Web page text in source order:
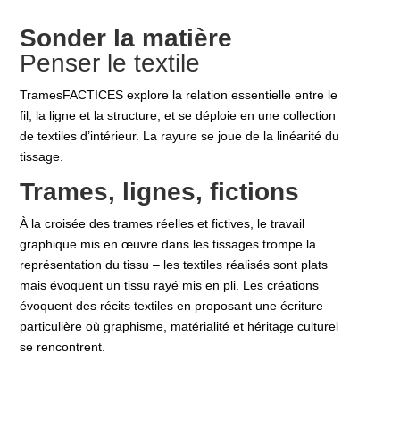
Sonder la matière
Penser le textile
TramesFACTICES explore la relation essentielle entre le
fil, la ligne et la structure, et se déploie en une collection
de textiles d’intérieur. La rayure se joue de la linéarité du
tissage.
Trames, lignes, fictions
À la croisée des trames réelles et fictives, le travail
graphique mis en œuvre dans les tissages trompe la
représentation du tissu – les textiles réalisés sont plats
mais évoquent un tissu rayé mis en pli. Les créations
évoquent des récits textiles en proposant une écriture
particulière où graphisme, matérialité et héritage culturel
se rencontrent.